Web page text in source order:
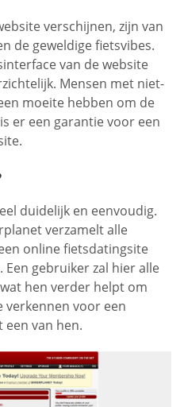
verschijnen, zijn van
de geweldige fietsvibes.
van de website
Mensen met niet-
moeite hebben om de
er een garantie voor een
duidelijk en eenvoudig.
verzamelt alle
online fietsdatingsite
gebruiker zal hier alle
hen verder helpt om
verkennen voor een
van hen.